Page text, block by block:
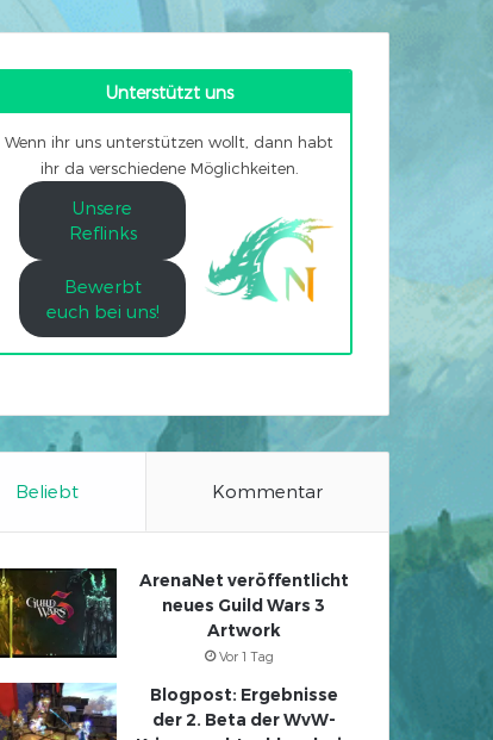
Unterstützt uns
Wenn ihr uns unterstützen wollt, dann habt
ihr da verschiedene Möglichkeiten.
Unsere
Reflinks
Bewerbt
euch bei uns!
Beliebt Kommentar
ArenaNet veröffentlicht
neues Guild Wars 3
Artwork
Vor 1 Tag
Blogpost: Ergebnisse
der 2. Beta der WvW-